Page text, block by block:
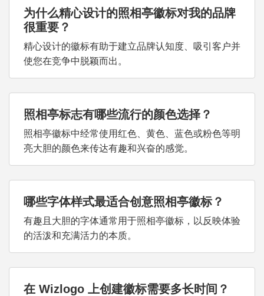
为什么精心设计的照相亭徽标对我的品牌
很重要？
精心设计的徽标有助于建立品牌认知度、吸引客户并
使您在竞争中脱颖而出。
照相亭标志有哪些流行的颜色选择？
照相亭徽标中经常使用红色、黄色、蓝色或粉色等明
亮大胆的颜色来传达有趣和兴奋的感觉。
哪些字体样式最适合创意照相亭徽标？
有趣且大胆的字体通常用于照相亭徽标，以反映体验
的活泼和充满活力的本质。
在 Wizlogo 上创建徽标需要多长时间？